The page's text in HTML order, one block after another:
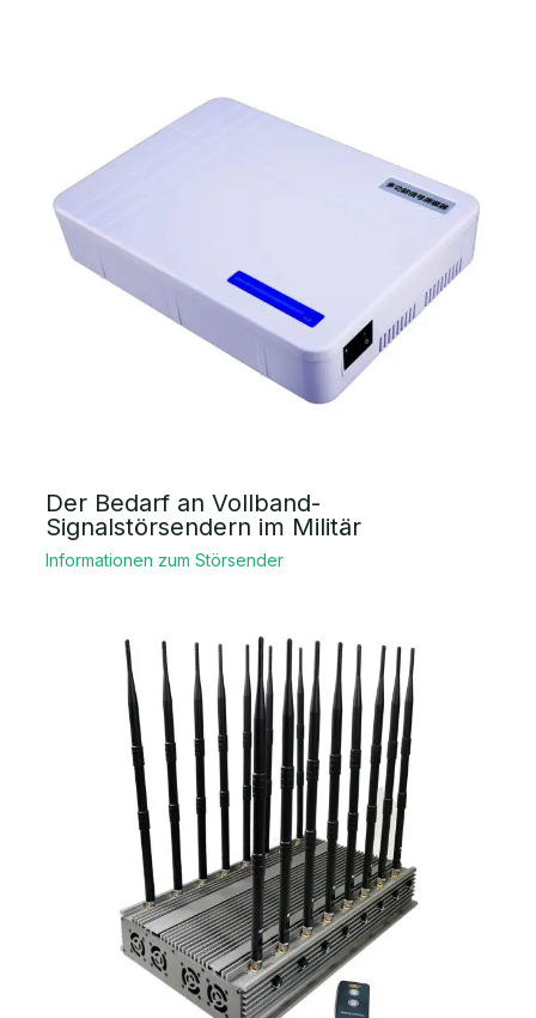
Der Bedarf an Vollband-
Signalstörsendern im Militär
Informationen zum Störsender